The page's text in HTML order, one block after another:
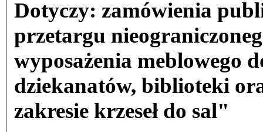
Dotyczy: zamówienia
przetargu
wyposażenia meblowego
dziekanatów, biblioteki
zakresie krzeseł do sal"